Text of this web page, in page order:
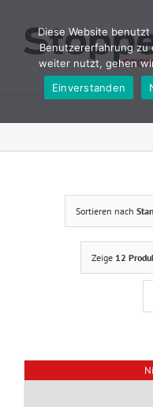
springen
Sortieren nach
Zeige 12
Diese Website benutzt
Benutzererfahrung zu
weiter nutzt, gehen
Einverstanden